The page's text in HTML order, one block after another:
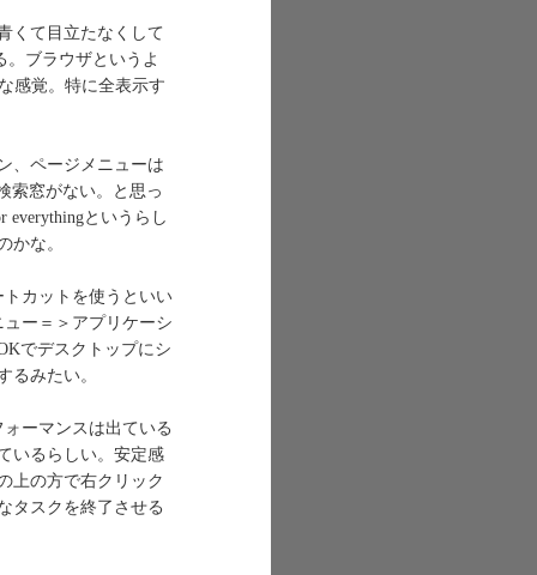
て目立たなくして
。ブラウザというよ
感覚。特に全表示す
ページメニューは
索窓がない。と思っ
everythingというらし
かな。
カットを使うといい
ー＝＞アプリケーシ
でデスクトップにシ
るみたい。
ーマンスは出ている
いるらしい。安定感
上の方で右クリック
タスクを終了させる